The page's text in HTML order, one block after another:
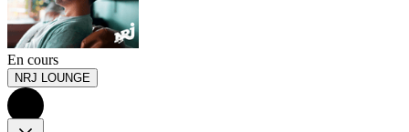
En cours
NRJ LOUNGE